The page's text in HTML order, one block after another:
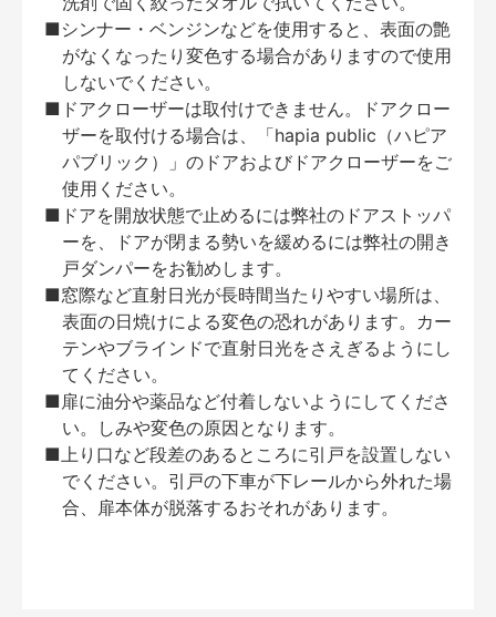
■シンナー・ベンジンなどを使用すると、表面の艶
がなくなったり変色する場合がありますので使用
しないでください。
■ドアクローザーは取付けできません。ドアクロー
ザーを取付ける場合は、「hapia public（ハピア
パブリック）」のドアおよびドアクローザーをご
使用ください。
■ドアを開放状態で止めるには弊社のドアストッパ
ーを、ドアが閉まる勢いを緩めるには弊社の開き
戸ダンパーをお勧めします。
■窓際など直射日光が長時間当たりやすい場所は、
表面の日焼けによる変色の恐れがあります。カー
テンやブラインドで直射日光をさえぎるようにし
てください。
■扉に油分や薬品など付着しないようにしてくださ
い。しみや変色の原因となります。
■上り口など段差のあるところに引戸を設置しない
でください。引戸の下車が下レールから外れた場
合、扉本体が脱落するおそれがあります。